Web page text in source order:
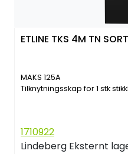
ETLINE TKS 4M TN SORT
MAKS 125A
Tilknytningsskap for 1 stk
1710922
Lindeberg Eksternt